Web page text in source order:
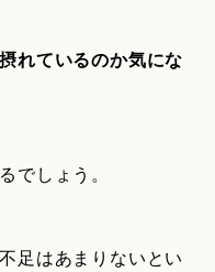
れているのか気にな
でしょう。
足はあまりないとい